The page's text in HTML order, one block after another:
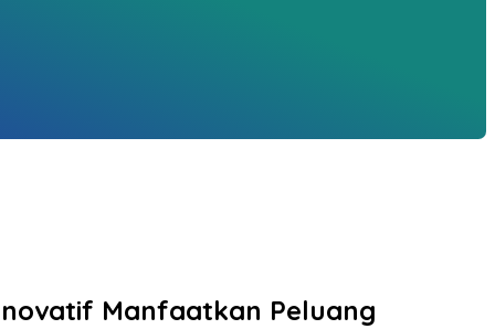
Manfaatkan Peluang